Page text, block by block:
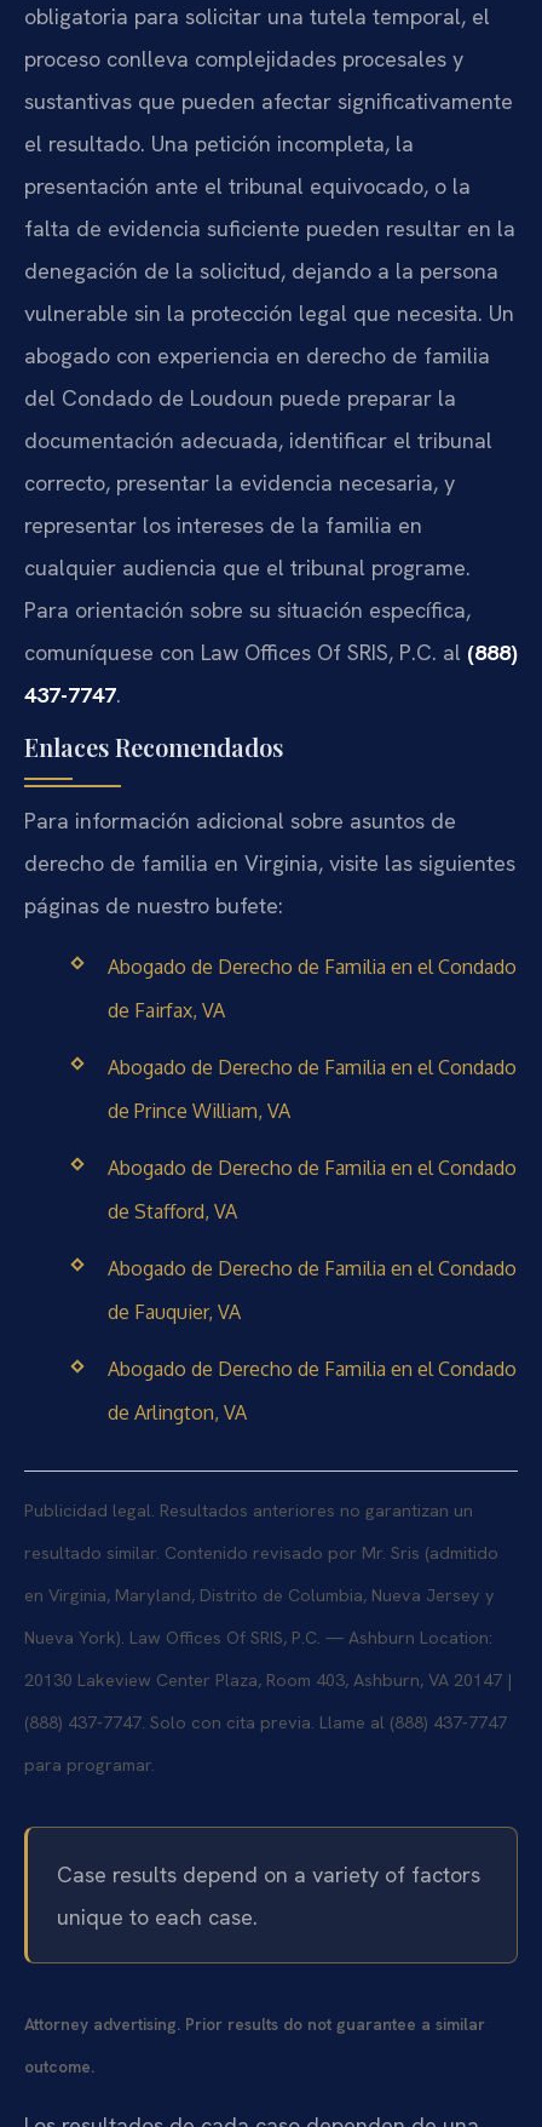
obligatoria para solicitar una tutela temporal, el
proceso conlleva complejidades procesales y
sustantivas que pueden afectar significativamente
el resultado. Una petición incompleta, la
presentación ante el tribunal equivocado, o la
falta de evidencia suficiente pueden resultar en la
denegación de la solicitud, dejando a la persona
vulnerable sin la protección legal que necesita. Un
abogado con experiencia en derecho de familia
del Condado de Loudoun puede preparar la
documentación adecuada, identificar el tribunal
correcto, presentar la evidencia necesaria, y
representar los intereses de la familia en
cualquier audiencia que el tribunal programe.
Para orientación sobre su situación específica,
comuníquese con Law Offices Of SRIS, P.C. al (888)
437-7747.
Enlaces Recomendados
Para información adicional sobre asuntos de
derecho de familia en Virginia, visite las siguientes
páginas de nuestro bufete:
Abogado de Derecho de Familia en el Condado
de Fairfax, VA
Abogado de Derecho de Familia en el Condado
de Prince William, VA
Abogado de Derecho de Familia en el Condado
de Stafford, VA
Abogado de Derecho de Familia en el Condado
de Fauquier, VA
Abogado de Derecho de Familia en el Condado
de Arlington, VA
Publicidad legal. Resultados anteriores no garantizan un
resultado similar. Contenido revisado por Mr. Sris (admitido
en Virginia, Maryland, Distrito de Columbia, Nueva Jersey y
Nueva York). Law Offices Of SRIS, P.C. — Ashburn Location:
20130 Lakeview Center Plaza, Room 403, Ashburn, VA 20147 |
(888) 437-7747. Solo con cita previa. Llame al (888) 437-7747
para programar.
Case results depend on a variety of factors
unique to each case.
Attorney advertising. Prior results do not guarantee a similar
outcome.